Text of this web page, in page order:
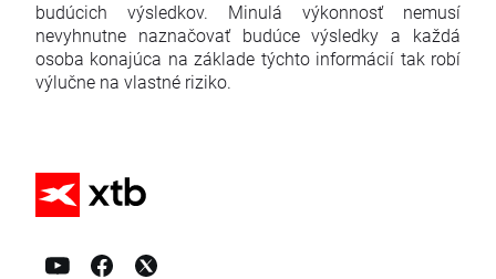
budúcich výsledkov. Minulá výkonnosť nemusí
nevyhnutne naznačovať budúce výsledky a každá
osoba konajúca na základe týchto informácií tak robí
výlučne na vlastné riziko.